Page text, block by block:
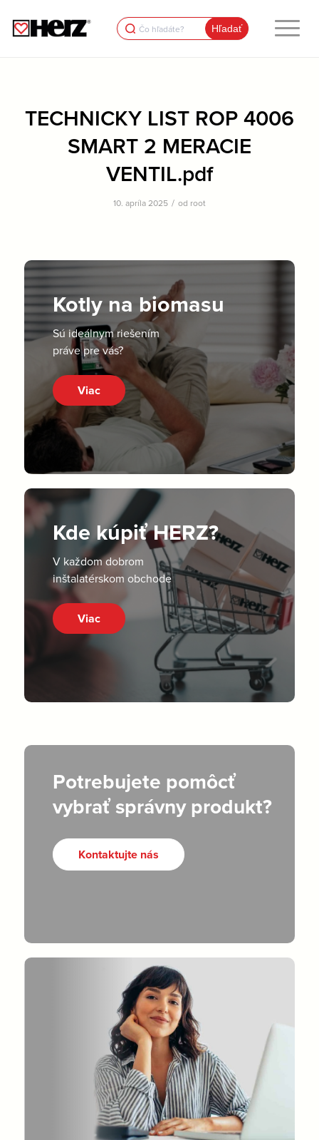
Search
for:
TECHNICKY LIST ROP 4006
SMART 2 MERACIE
VENTIL.pdf
10. apríla 2025 / od root
Kotly na biomasu
Sú ideálnym riešením
práve pre vás?
Viac
Kde kúpiť HERZ?
V každom dobrom
inštalatérskom obchode
Viac
Potrebujete pomôcť
vybrať správny produkt?
Kontaktujte nás